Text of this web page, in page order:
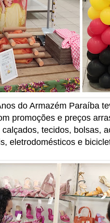
do Armazém Paraíba
promoções e preços
tecidos, bolsas,
eletrodomésticos e